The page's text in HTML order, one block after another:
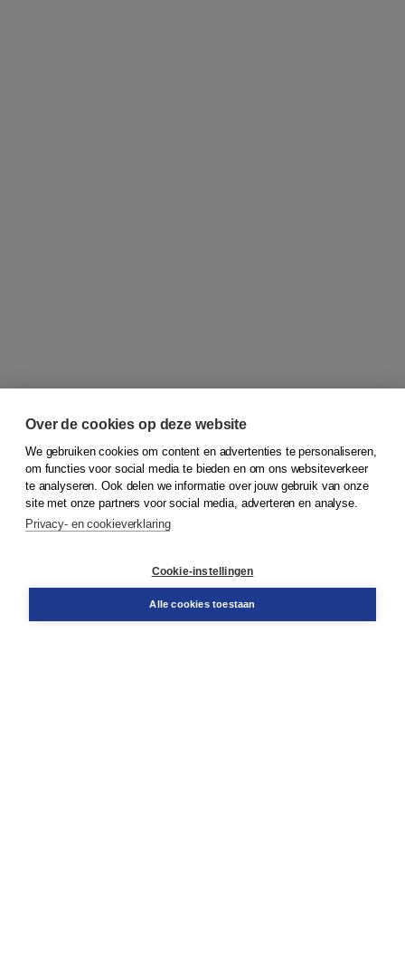
© 2026Koninklijke Boom uitgevers
Bestellen
Over de cookies op deze website
We gebruiken cookies om content en advertenties te personaliseren,
om functies voor social media te bieden en om ons websiteverkeer
te analyseren. Ook delen we informatie over jouw gebruik van onze
site met onze partners voor social media, adverteren en analyse.
Privacy- en cookieverklaring
Cookie-instellingen
Alle cookies toestaan